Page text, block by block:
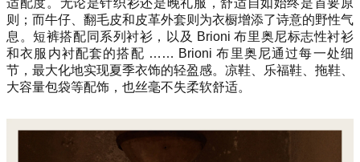
则；而牛仔、翻毛皮和皮革外套则为衣橱增添了诗意的野性气
息。短裤搭配同系列衬衫，以及 Brioni 布里奥尼标志性衬衫
和衣服内衬配套的搭配 …… Brioni 布里奥尼通过每一处细
节，最大化地实现夏季衣饰的轻盈感。凉鞋、乐福鞋、拖鞋、
大容量包袋等配饰，也丝毫不失柔软舒适。